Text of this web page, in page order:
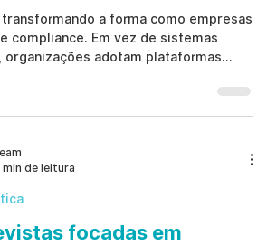
transformando a forma como empresas
compliance. Em vez de sistemas
organizações adotam plataformas
automáticas e mitigação
mudança permite abandonar
corporativa.
min de leitura
focadas em